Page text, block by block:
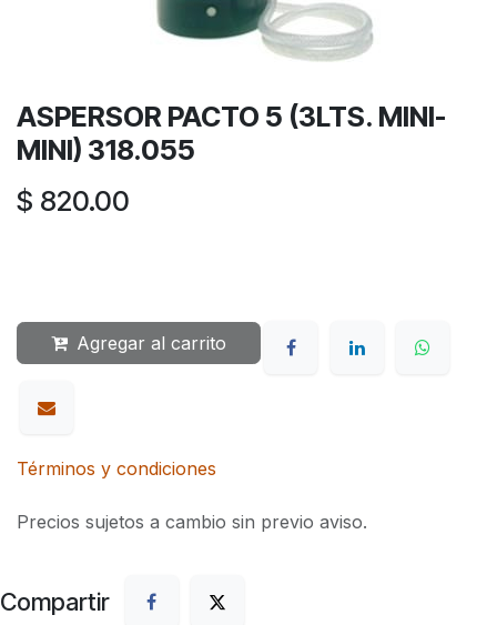
ASPERSOR PACTO 5 (3LTS. MINI-
MINI) 318.055
$ 820.00
Agregar al carrito
Términos y condiciones
Precios sujetos a cambio sin previo aviso.
Compartir